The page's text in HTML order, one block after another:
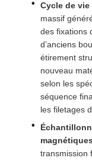
Cycle de
massif
des fixations
d’anciens
étirement
nouveau
selon les
séquence
les filetages
transmission